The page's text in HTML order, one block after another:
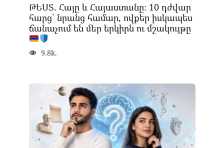
ԹԵՍՏ. Հայը և Հայաստանը։ 10 դժվար
հարց՝ նրանց համար, ովքեր իսկապես
ճանաչում են մեր երկիրն ու մշակույթը
9.8k.